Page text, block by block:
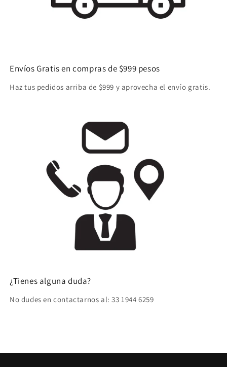
Envíos Gratis en compras de $999 pesos
Haz tus pedidos arriba de $999 y aprovecha el envío gratis.
¿Tienes alguna duda?
No dudes en contactarnos al: 33 1944 6259